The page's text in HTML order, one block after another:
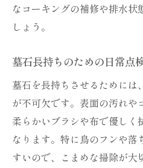
なコーキングの補修や排水状
しょう。
墓石長持ちのための日常点
墓石を長持ちさせるためには
が不可欠です。表面の汚れや
柔らかいブラシや布で優しく
なります。特に鳥のフンや落
すいので、こまめな掃除が大